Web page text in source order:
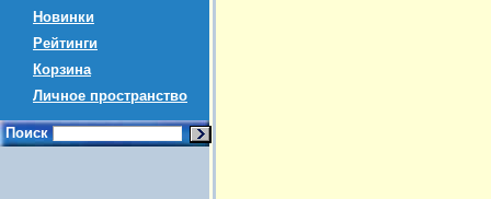
Новинки
Рейтинги
Корзина
Личное пространство
Поиск